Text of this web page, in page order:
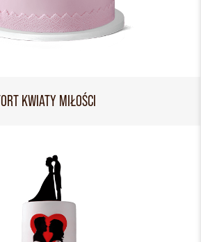
KWIATY MIŁOŚCI